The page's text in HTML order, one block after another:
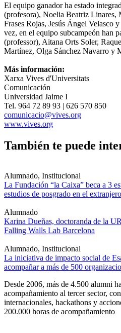
El equipo ganador ha estado
(profesora), Noelia Beatriz Linares,
Frases Rojas, Jesús Ángel Velasco
vez, en el equipo subcampeón han
(professor), Aitana Orts Soler,
Martínez, Olga Sánchez Navarro y
Más información:
Xarxa Vives d'Universitats
Comunicación
Universidad Jaime I
Tel. 964 72 89 93 | 626 570 850
comunicacio@vives.org
www.vives.org
También te puede
Alumnado, Institucional
La Fundación “la Caixa” beca a 3
estudios de posgrado en el extranjero
Alumnado
Karina Dueñas, doctoranda de la
Falling Walls Lab Barcelona
Alumnado, Institucional
La iniciativa de impacto social de
acompañar a más de 500
Desde 2006, más de 4.500 alumni
acompañamiento al tercer sector,
internacionales, hackathons y
200.000 horas de acompañamiento